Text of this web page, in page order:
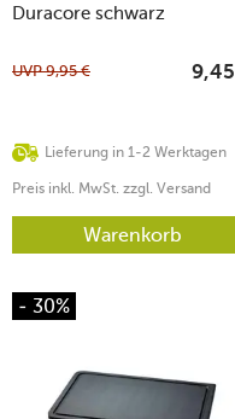
Duracore schwarz
Lieferung in 1-2 Werktagen
UVP9,95 € 9,45
Preis inkl. MwSt. zzgl. Versand
Warenkorb
- 30%